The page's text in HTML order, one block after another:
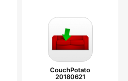
CouchPotato
20180621